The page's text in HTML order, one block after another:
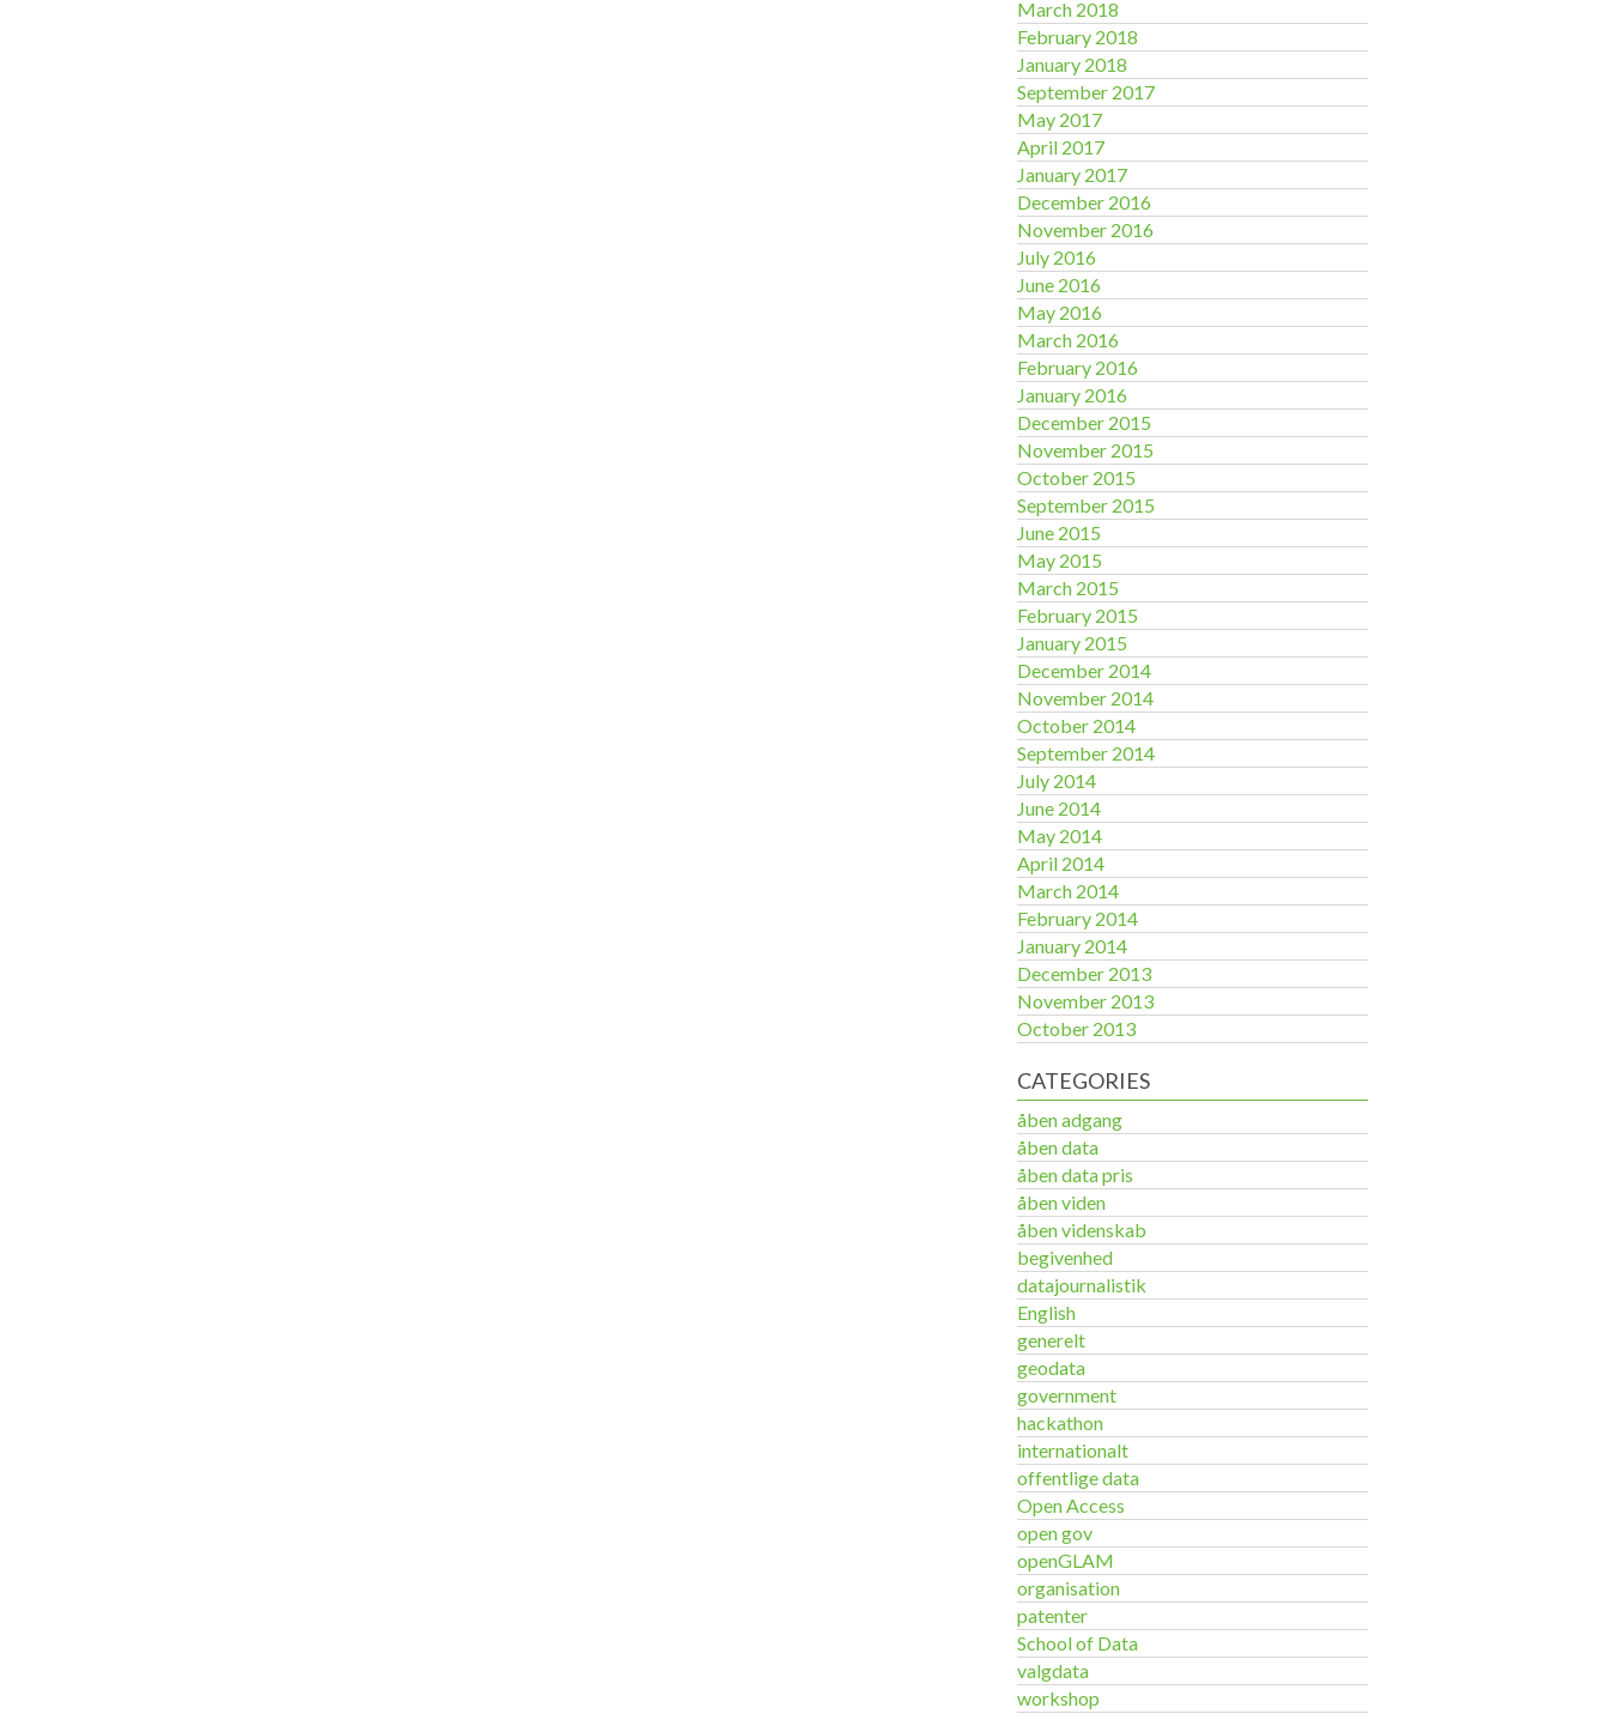
March 2018
February 2018
January 2018
September 2017
May 2017
April 2017
January 2017
December 2016
November 2016
July 2016
June 2016
May 2016
March 2016
February 2016
January 2016
December 2015
November 2015
October 2015
September 2015
June 2015
May 2015
March 2015
February 2015
January 2015
December 2014
November 2014
October 2014
September 2014
July 2014
June 2014
May 2014
April 2014
March 2014
February 2014
January 2014
December 2013
November 2013
October 2013
CATEGORIES
åben adgang
åben data
åben data pris
åben viden
åben videnskab
begivenhed
datajournalistik
English
generelt
geodata
government
hackathon
internationalt
offentlige data
Open Access
open gov
openGLAM
organisation
patenter
School of Data
valgdata
workshop